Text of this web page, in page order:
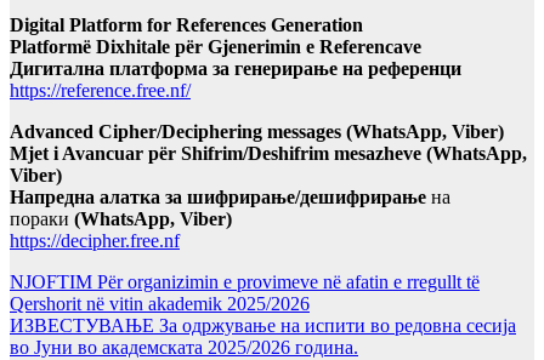
Digital Platform for References Generation
Platformë Dixhitale për Gjenerimin e Referencave
Дигитална платформа за генерирање на референци
https://reference.free.nf/
Advanced Cipher/Deciphering messages (WhatsApp, Viber)
Mjet i Avancuar për Shifrim/Deshifrim mesazheve (WhatsApp,
Viber)
Напредна алатка за шифрирање/дешифрирање на
пораки (WhatsApp, Viber)
https://decipher.free.nf
NJOFTIM Për organizimin e provimeve në afatin e rregullt të
Qershorit në vitin akademik 2025/2026
ИЗВЕСТУВАЊЕ За одржување на испити во редовна сесија
во Јуни во академската 2025/2026 година.